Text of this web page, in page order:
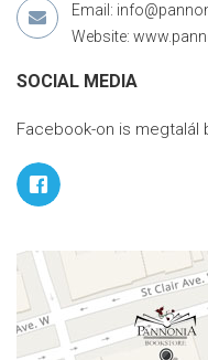
Email:
Website:
SOCIAL MEDIA
Facebook-on is megtalál